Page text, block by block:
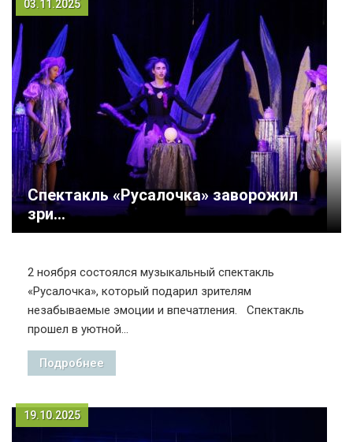
03.11.2025
Спектакль «Русалочка» заворожил
зри...
2 ноября состоялся музыкальный спектакль
«Русалочка», который подарил зрителям
незабываемые эмоции и впечатления. Спектакль
прошел в уютной...
Подробнее
19.10.2025